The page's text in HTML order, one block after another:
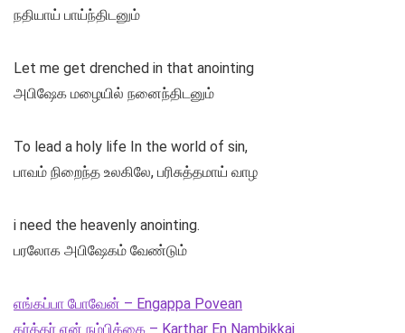
நதியாய் பாய்ந்திடனும்
Let me get drenched in that anointing
அபிஷேக மழையில் நனைந்திடனும்
To lead a holy life In the world of sin,
பாவம் நிறைந்த உலகிலே, பரிசுத்தமாய் வாழ
i need the heavenly anointing.
பரலோக அபிஷேகம் வேண்டும்
எங்கப்பா போவேன் – Engappa Povean
கர்த்தர் என் நம்பிக்கை – Karthar En Nambikkai